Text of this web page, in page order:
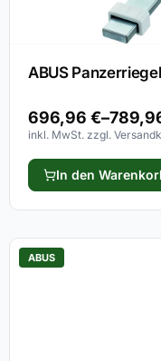
ABUS
696,96 €–
inkl. MwSt. zzgl.
In den
ABUS